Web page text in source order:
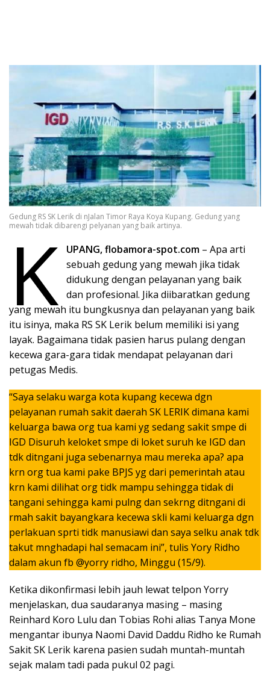
Gedung RS SK Lerik di nJalan Timor Raya Koya Kupang. Gedung yang
mewah tidak dibarengi pelyanan yang baik artinya.
K UPANG, flobamora-spot.com – Apa arti
sebuah gedung yang mewah jika tidak
didukung dengan pelayanan yang baik
dan profesional. Jika diibaratkan gedung
yang mewah itu bungkusnya dan pelayanan yang baik
itu isinya, maka RS SK Lerik belum memiliki isi yang
layak. Bagaimana tidak pasien harus pulang dengan
kecewa gara-gara tidak mendapat pelayanan dari
petugas Medis.
“Saya selaku warga kota kupang kecewa dgn
pelayanan rumah sakit daerah SK LERIK dimana kami
keluarga bawa org tua kami yg sedang sakit smpe di
IGD Disuruh keloket smpe di loket suruh ke IGD dan
tdk ditngani juga sebenarnya mau mereka apa? apa
krn org tua kami pake BPJS yg dari pemerintah atau
krn kami dilihat org tidk mampu sehingga tidak di
tangani sehingga kami pulng dan sekrng ditngani di
rmah sakit bayangkara kecewa skli kami keluarga dgn
perlakuan sprti tidk manusiawi dan saya selku anak tdk
takut mnghadapi hal semacam ini”, tulis Yory Ridho
dalam akun fb @yorry ridho, Minggu (15/9).
Ketika dikonfirmasi lebih jauh lewat telpon Yorry
menjelaskan, dua saudaranya masing – masing
Reinhard Koro Lulu dan Tobias Rohi alias Tanya Mone
mengantar ibunya Naomi David Daddu Ridho ke Rumah
Sakit SK Lerik karena pasien sudah muntah-muntah
sejak malam tadi pada pukul 02 pagi.